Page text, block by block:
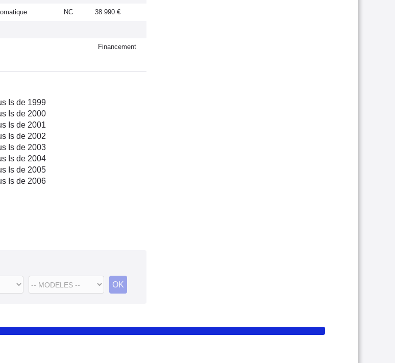
NC 38 990 €
Financement
Is de 1999
Is de 2000
Is de 2001
Is de 2002
Is de 2003
Is de 2004
Is de 2005
Is de 2006